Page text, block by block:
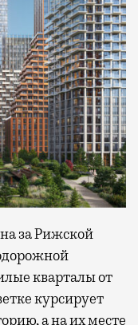
за Рижской
кварталы от
курсирует
а на их месте